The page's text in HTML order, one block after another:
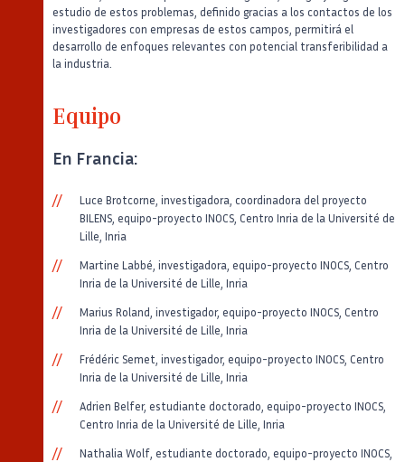
estudio de estos problemas, definido gracias a los contactos de los
investigadores con empresas de estos campos, permitirá el
desarrollo de enfoques relevantes con potencial transferibilidad a
la industria.
Equipo
En Francia:
Luce Brotcorne, investigadora, coordinadora del proyecto
BILENS, equipo-proyecto INOCS, Centro Inria de la Université de
Lille, Inria
Martine Labbé, investigadora, equipo-proyecto INOCS, Centro
Inria de la Université de Lille, Inria
Marius Roland, investigador, equipo-proyecto INOCS, Centro
Inria de la Université de Lille, Inria
Frédéric Semet, investigador, equipo-proyecto INOCS, Centro
Inria de la Université de Lille, Inria
Adrien Belfer, estudiante doctorado, equipo-proyecto INOCS,
Centro Inria de la Université de Lille, Inria
Nathalia Wolf, estudiante doctorado, equipo-proyecto INOCS,